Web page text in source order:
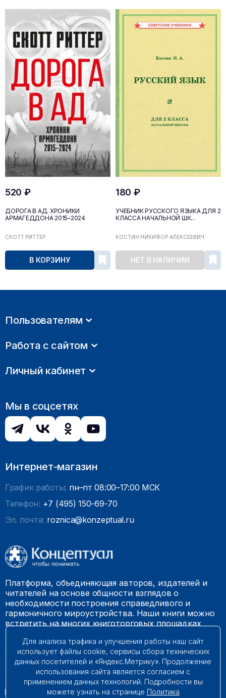
520 ₽
ДОРОГА В АД. ХРОНИКИ
АРМАГЕДДОНА 2015–2024
СКОТТ РИТТЕР
В КОРЗИНУ
180 ₽
УЧЕБНИК РУССКОГО ЯЗЫКА ДЛЯ 2
КЛАССА НАЧАЛЬНОЙ ШК...
КОСТИН НИКИФОР АЛЕКСЕЕВИЧ
НЕТ В НАЛИЧИИ
Пользователям
Работа с сайтом
Личный кабинет
Мы в соцсетях
Интернет-магазин
График работы: пн–пт 08:00–17:00 МСК
Телефон: +7 (495) 150-69-70
Эл. почта: roznica@konzeptual.ru
Платформа, объединяющая авторов, издателей и
читателей на основе общности взглядов о
необходимости построения справедливого и
гармоничного мироустройства. Наши книги можно
встретить на многих книготорговых площадках
© 2009 – 2026. Все права защищены.
Для анализа трафика и улучшения работы наш сайт
использует файлы cookie, сервисы сбора технических
данных посетителей и «Яндекс.Метрику». Продолжение
использования сайта является согласием с
применением данных технологий. Подробности вы
можете узнать на странице Политика